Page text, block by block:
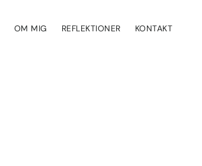
OM MIG REFLEKTIONER KONTAKT